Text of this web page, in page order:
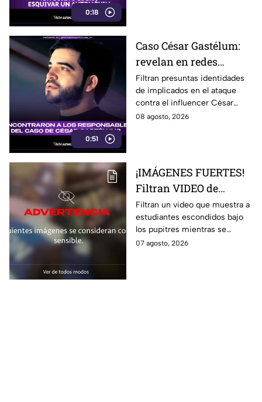
0:18
0:51
Caso César Gastélum:
revelan en redes
presuntas identidades
de los agr3sores del
influencer
Filtran presuntas identidades
de implicados en el ataque
contra el influencer César
Gastélum en Culiacán.
08 agosto, 2026
¡IMÁGENES FUERTES!
Filtran VIDEO de
estudiantes escondidos
durante t1rot3o en
escuela de Tailandia
Filtran un video que muestra a
estudiantes escondidos bajo
los pupitres mientras se
escuchaban disparos durante
07 agosto, 2026